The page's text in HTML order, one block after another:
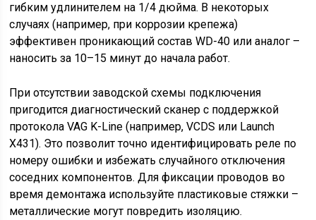
гибким удлинителем на 1/4 дюйма. В некоторых
случаях (например, при коррозии крепежа)
эффективен проникающий состав WD-40 или аналог –
наносить за 10–15 минут до начала работ.
При отсутствии заводской схемы подключения
пригодится диагностический сканер с поддержкой
протокола VAG K-Line (например, VCDS или Launch
X431). Это позволит точно идентифицировать реле по
номеру ошибки и избежать случайного отключения
соседних компонентов. Для фиксации проводов во
время демонтажа используйте пластиковые стяжки –
металлические могут повредить изоляцию.